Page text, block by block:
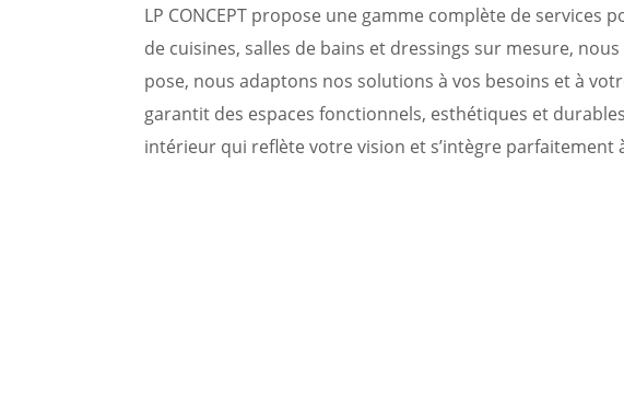
LP CONCEPT propose une gamme complète de
de cuisines, salles de bains et dressings sur mesure,
pose, nous adaptons nos solutions à vos besoins et à
garantit des espaces fonctionnels, esthétiques et
intérieur qui reflète votre vision et s’intègre parfaitement